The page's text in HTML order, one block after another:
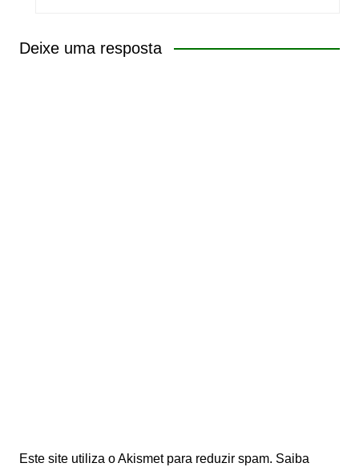
Deixe uma resposta
Este site utiliza o Akismet para reduzir spam. Saiba